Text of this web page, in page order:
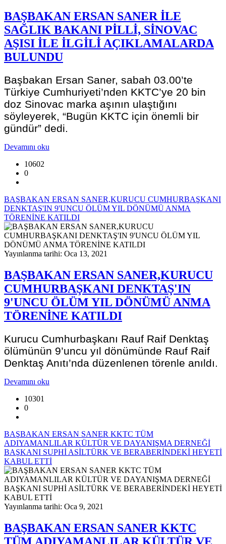
BAŞBAKAN ERSAN SANER İLE
SAĞLIK BAKANI PİLLİ, SİNOVAC
AŞISI İLE İLGİLİ AÇIKLAMALARDA
BULUNDU
Başbakan Ersan Saner, sabah 03.00’te
Türkiye Cumhuriyeti’nden KKTC’ye 20 bin
doz Sinovac marka aşının ulaştığını
söyleyerek, “Bugün KKTC için önemli bir
gündür” dedi.
Devamını oku
10602
0
BAŞBAKAN ERSAN SANER,KURUCU CUMHURBAŞKANI
DENKTAŞ'IN 9'UNCU ÖLÜM YIL DÖNÜMÜ ANMA
TÖRENİNE KATILDI
Yayınlanma tarihi: Oca 13, 2021
BAŞBAKAN ERSAN SANER,KURUCU
CUMHURBAŞKANI DENKTAŞ'IN
9'UNCU ÖLÜM YIL DÖNÜMÜ ANMA
TÖRENİNE KATILDI
Kurucu Cumhurbaşkanı Rauf Raif Denktaş
ölümünün 9’uncu yıl dönümünde Rauf Raif
Denktaş Anıtı’nda düzenlenen törenle anıldı.
Devamını oku
10301
0
BAŞBAKAN ERSAN SANER KKTC TÜM
ADIYAMANLILAR KÜLTÜR VE DAYANIŞMA DERNEĞİ
BAŞKANI SUPHİ ASİLTÜRK VE BERABERİNDEKİ HEYETİ
KABUL ETTİ
Yayınlanma tarihi: Oca 9, 2021
BAŞBAKAN ERSAN SANER KKTC
TÜM ADIYAMANLILAR KÜLTÜR VE